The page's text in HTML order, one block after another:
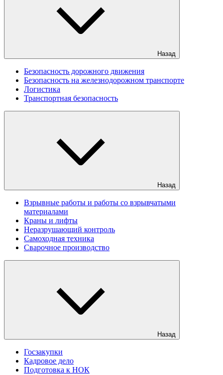
Назад
Безопасность дорожного движения
Безопасность на железнодорожном транспорте
Логистика
Транспортная безопасность
Назад
Взрывные работы и работы со взрывчатыми
материалами
Краны и лифты
Неразрушающий контроль
Самоходная техника
Сварочное производство
Назад
Госзакупки
Кадровое дело
Подготовка к НОК